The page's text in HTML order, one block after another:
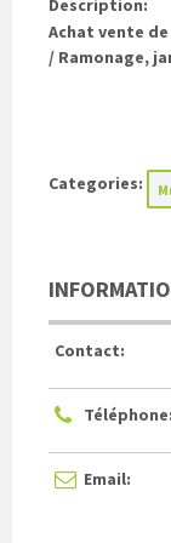
Description:
Achat vente
/ Ramonage,
Categories:
Contact:
Téléphone:
Email: